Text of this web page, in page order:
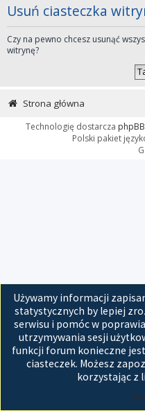
Usuń ciasteczka
Czy na pewno chcesz usunąć
witrynę?
Używamy informacji
statystycznych by lepiej
serwisu i pomóc w
utrzymywania sesji
funkcji forum konieczne
ciasteczek. Możesz
korzystając z
Strona główna
Technologię dostarcza phpBB
Polski pakiet